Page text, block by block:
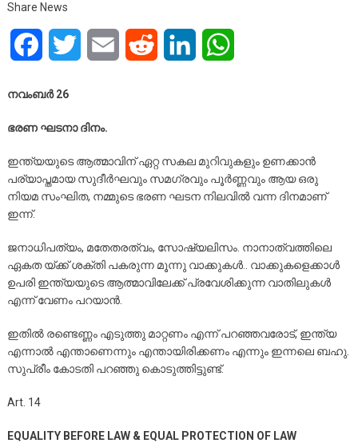
Share News
FacebookTwitter Email Reddit LinkedIn
നവംബർ 26
ഭരണ ഘടനാ ദിനം.
ഇന്ത്യയുടെ ആത്മാവിന് ഏറ്റ സകല മുറിവുകളും ഉണക്കാൻ
പര്യാപ്തമായ സുദീർഘവും സമഗ്രവും പൂർണ്ണവും ആയ ഒരു
നിയമ സംഘിത, നമ്മുടെ ഭരണ ഘടന നിലവിൽ വന്ന ദിനമാണ്
ഇന്ന്.
ജനാധിപത്യം, മതേതരത്വം, സോഷ്യലിസം. നാനാത്വത്തിലെ
ഏകത യ്ക്ക് ശക്തി പകരുന്ന മൂന്നു വാക്കുകൾ.. വാക്കുകളെക്കാൾ
ഉപരി ഇന്ത്യയുടെ ആത്മാവിലേക്ക് പ്രവേശിക്കുന്ന വാതിലുകൾ
എന്ന് വേണം പറയാൻ.
ഇതിൽ രണ്ടെണ്ണം എടുത്തു മാറ്റണം എന്ന് പറഞ്ഞവരോട്, ഇന്ത്യ
എന്നാൽ എന്താണെന്നും എന്തായിരിക്കണം എന്നും ഇന്നലെ ബഹു.
സുപ്രീം കോടതി പറഞ്ഞു കൊടുത്തിട്ടുണ്ട്.
Art. 14
EQUALITY BEFORE LAW & EQUAL PROTECTION OF LAW